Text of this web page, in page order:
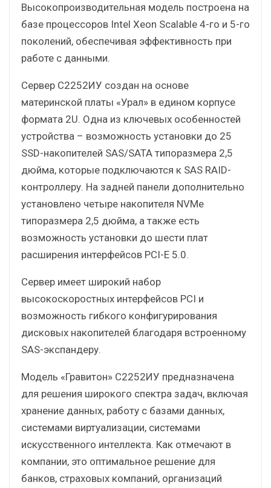
Высокопроизводительная модель построена на
базе процессоров Intel Xeon Scalable 4-го и 5-го
поколений, обеспечивая эффективность при
работе с данными.
Сервер С2252ИУ создан на основе
материнской платы «Урал» в едином корпусе
формата 2U. Одна из ключевых особенностей
устройства – возможность установки до 25
SSD-накопителей SAS/SATA типоразмера 2,5
дюйма, которые подключаются к SAS RAID-
контроллеру. На задней панели дополнительно
установлено четыре накопителя NVMe
типоразмера 2,5 дюйма, а также есть
возможность установки до шести плат
расширения интерфейсов PCI-E 5.0.
Сервер имеет широкий набор
высокоскоростных интерфейсов PCI и
возможность гибкого конфигурирования
дисковых накопителей благодаря встроенному
SAS-экспандеру.
Модель «Гравитон» С2252ИУ предназначена
для решения широкого спектра задач, включая
хранение данных, работу с базами данных,
системами виртуализации, системами
искусственного интеллекта. Как отмечают в
компании, это оптимальное решение для
банков, страховых компаний, организаций